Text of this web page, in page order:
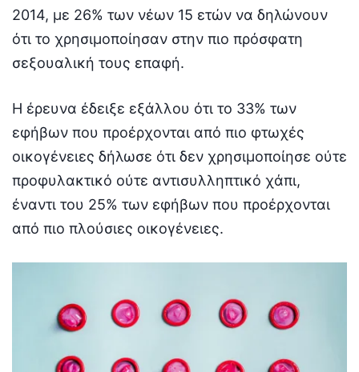
2014, με 26% των νέων 15 ετών να δηλώνουν
ότι το χρησιμοποίησαν στην πιο πρόσφατη
σεξουαλική τους επαφή.
Η έρευνα έδειξε εξάλλου ότι το 33% των
εφήβων που προέρχονται από πιο φτωχές
οικογένειες δήλωσε ότι δεν χρησιμοποίησε ούτε
προφυλακτικό ούτε αντισυλληπτικό χάπι,
έναντι του 25% των εφήβων που προέρχονται
από πιο πλούσιες οικογένειες.